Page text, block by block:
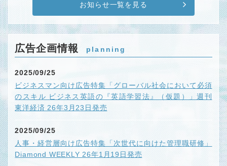
お知らせ一覧を見る
広告企画情報 planning
2025/09/25
ビジネスマン向け広告特集「グローバル社会において必須
のスキル ビジネス英語の『英語学習法』（仮題）」週刊
東洋経済 26年3月23日発売
2025/09/25
人事・経営層向け広告特集「次世代に向けた管理職研修」
Diamond WEEKLY 26年1月19日発売